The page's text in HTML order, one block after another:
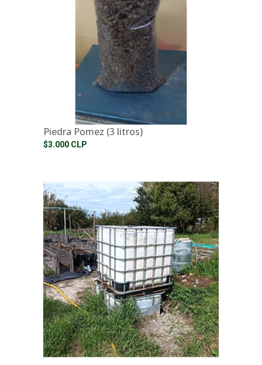
Piedra Pomez (3 litros)
$3.000 CLP